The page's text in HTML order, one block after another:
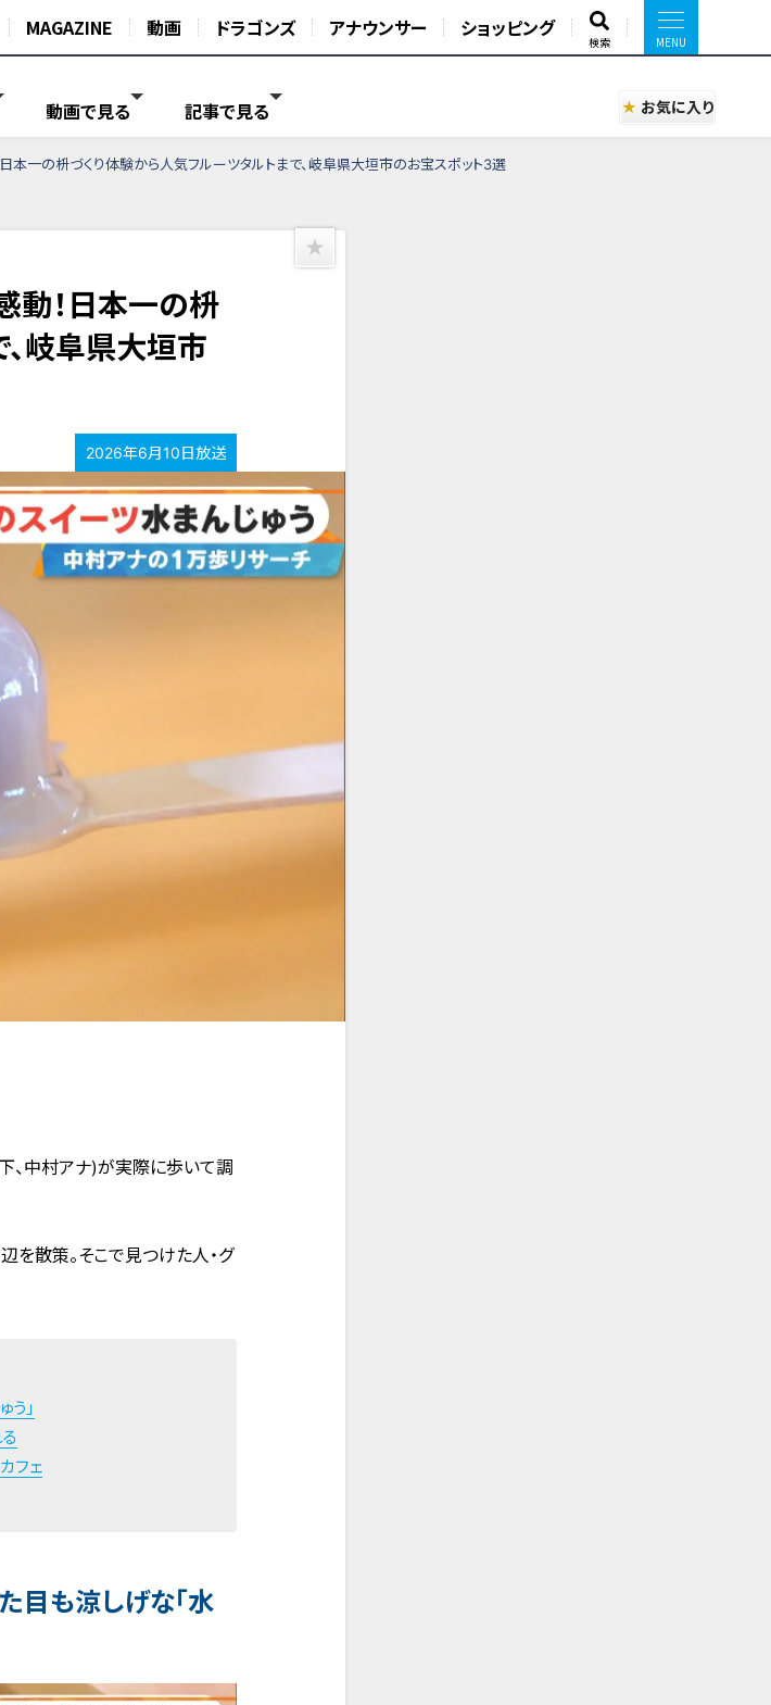
MAGAZINE 動画 ドラゴンズ アナウンサー ショッピング
検索
動画で見る 記事で見る お気に入り
本一の枡づくり体験から人気フルーツタルトまで、岐阜県大垣市のお宝スポット3選
動！日本一の枡
岐阜県大垣市
2026年6月10日放送
、中村アナ)が実際に歩いて調
を散策。そこで見つけた人・グ
」
フェ
も涼しげな「水